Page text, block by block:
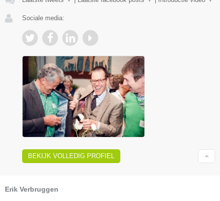
Sociale media:
BEKIJK VOLLEDIG PROFIEL
Erik Verbruggen